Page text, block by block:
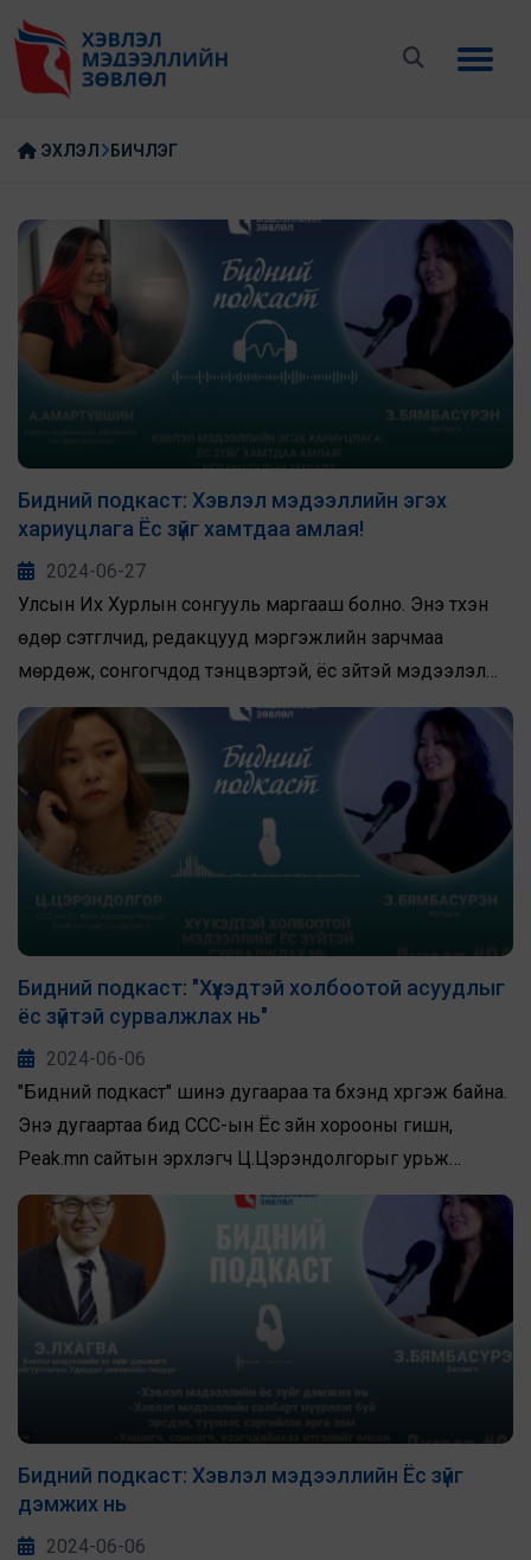
ЭХЛЭЛ БИЧЛЭГ
Бидний подкаст: Хэвлэл мэдээллийн эгэх
хариуцлага Ёс зүйг хамтдаа амлая!
2024-06-27
Улсын Их Хурлын сонгууль маргааш болно. Энэ түүхэн
өдөр сэтгүүлчид, редакцууд мэргэжлийн зарчмаа
мөрдөж, сонгогчдод тэнцвэртэй, ёс зүйтэй мэдээлэл
хүргэх үүргээ чанд баримталж ажиллахыг уриалж байна.
Бидний подкаст: "Хүүхэдтэй холбоотой асуудлыг
ёс зүйтэй сурвалжлах нь"
2024-06-06
"Бидний подкаст" шинэ дугаараа та бүхэнд хүргэж байна.
Энэ дугаартаа бид ССС-ын Ёс зүйн хорооны гишүүн,
Peak.mn сайтын эрхлэгч Ц.Цэрэндолгорыг урьж
оролцууллаа.
Бидний подкаст: Хэвлэл мэдээллийн Ёс зүйг
дэмжих нь
2024-06-06